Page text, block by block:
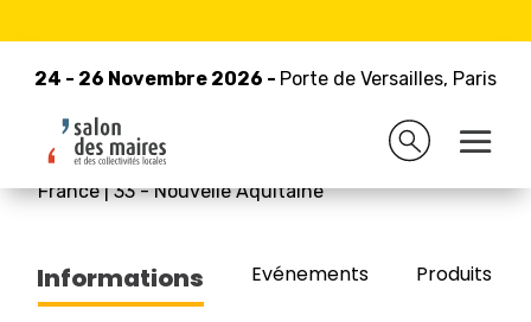
24 - 26 Novembre 2026 - Porte de Versailles, Paris
24 - 26 Novembre 2026 - Porte de Versailles, Paris
Retour à la liste des exposants
HELLOASSO
France|33-Nouvelle Aquitaine
Informations Evénements Produits/